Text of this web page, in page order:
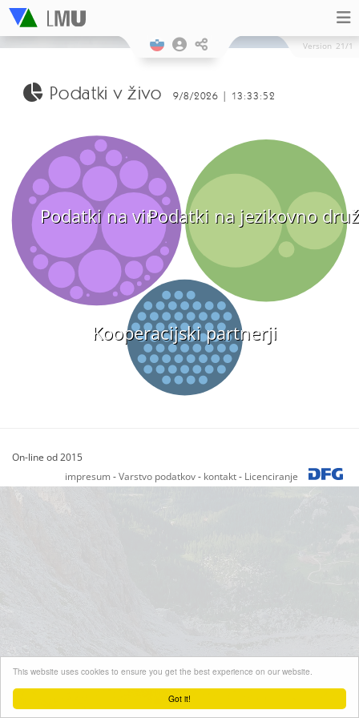
Got it!
This website uses cookies to ensure you get the best experience on our website.
Version 21/1
Podatki v živo 9/8/2026 | 13:33:52
Podatki na virPodatki na jezikovno
Kooperacijski partnerji
On-line od 2015
impresum -Varstvo podatkov- kontakt- Licenciranje